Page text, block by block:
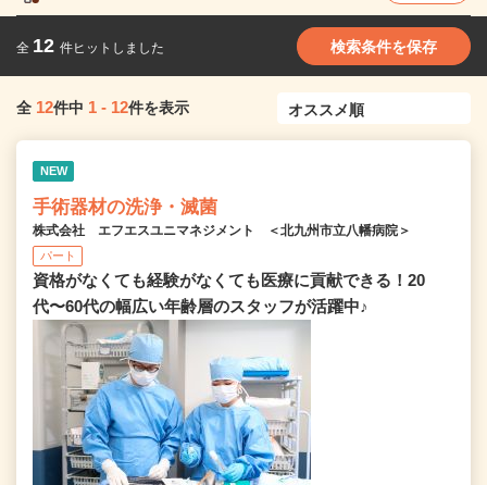
全 12 件ヒットしました 検索条件を保存
全 12件中 1 - 12件を表示
NEW
手術器材の洗浄・滅菌
株式会社 エフエスユニマネジメント ＜北九州市立八幡病院＞
パート
資格がなくても経験がなくても医療に貢献できる！20
代〜60代の幅広い年齢層のスタッフが活躍中♪